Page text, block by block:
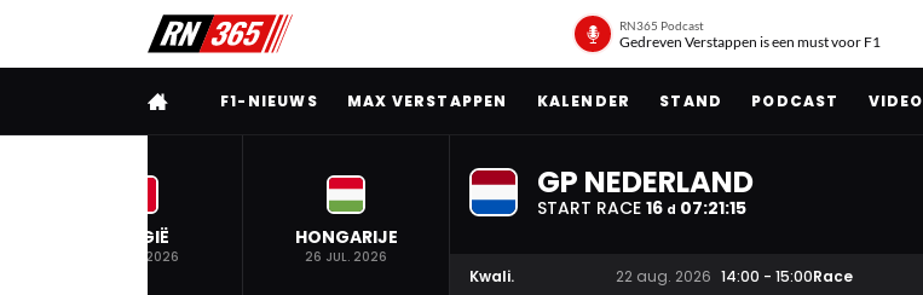
RN365 Podcast
Gedreven Verstappen is een must voor F1
VOLLEDIG MENU
F1-NIEUWS MAX VERSTAPPEN KALENDER STAND PODCAST VIDEO
BELGIË
19 JUL. 2026
HONGARIJE
26 JUL. 2026
GP NEDERLAND
START RACE 16 d 07:21:15
Kwali. 22 aug. 2026 14:00 - 15:00Race